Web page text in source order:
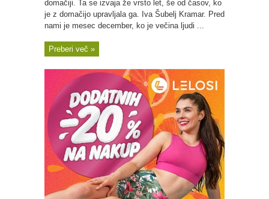
domačiji. Ta se izvaja že vrsto let, še od časov, ko
je z domačijo upravljala ga. Iva Šubelj Kramar. Pred
nami je mesec december, ko je večina ljudi ...
Preberi več »